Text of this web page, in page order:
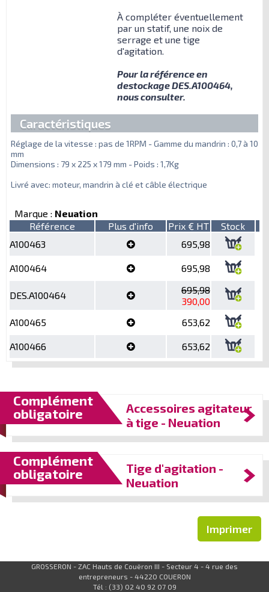
À compléter éventuellement
par un statif, une noix de
serrage et une tige
d'agitation.
Pour la référence en
destockage DES.A100464,
nous consulter.
Caractéristiques
Réglage de la vitesse : pas de 1RPM - Gamme du mandrin : 0,7 à 10
mm
Dimensions : 79 x 225 x 179 mm - Poids : 1,7Kg
Livré avec: moteur, mandrin à clé et câble électrique
Marque : Neuation
Référence
Plus d'info Prix € HT
Stock
A100463
695,98
A100464 695,98
DES.A100464
695,98
390,00
A100465
653,62
A100466 653,62
Complément
obligatoire
Accessoires agitateur
à tige - Neuation
Complément
obligatoire
Tige d'agitation -
Neuation
Imprimer
GROSSERON - ZAC Hauts de Couëron III - Secteur 4 - 4 rue des
entrepreneurs - 44220 COUERON
Tél : (33) 02 40 92 07 09